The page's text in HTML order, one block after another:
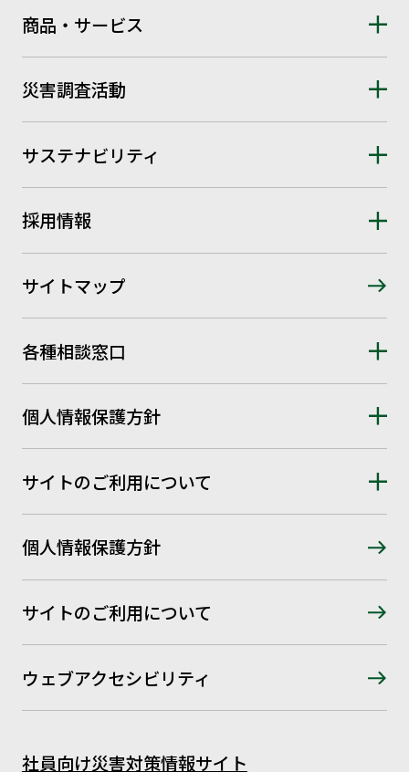
商品・サービス
災害調査活動
サステナビリティ
採用情報
サイトマップ
各種相談窓口
個人情報保護方針
サイトのご利用について
個人情報保護方針
サイトのご利用について
ウェブアクセシビリティ
社員向け災害対策情報サイト